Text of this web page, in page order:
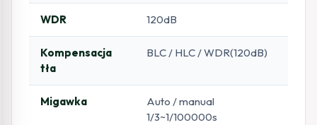
WDR 120dB
Kompensacja
tła
BLC / HLC / WDR(120dB)
Migawka
Auto / manual
1/3~1/100000s